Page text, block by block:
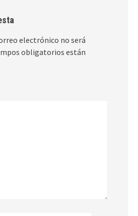
electrónico no será
obligatorios están